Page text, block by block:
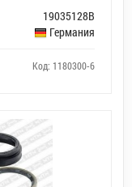
19035128B
Германия
Код: 1180300-6